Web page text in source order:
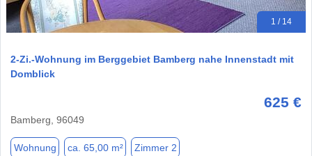
1 / 14
2-Zi.-Wohnung im Berggebiet Bamberg nahe Innenstadt mit
Domblick
625 €
Bamberg, 96049
Wohnung ca. 65,00 m² Zimmer 2